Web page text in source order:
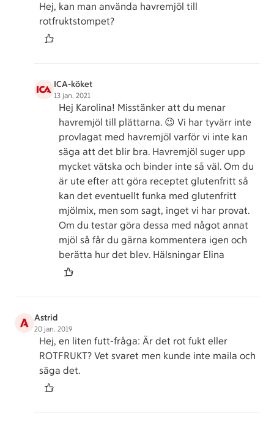
Hej, kan man använda havremjöl till
rotfruktstompet?
ICA-köket
13 jan. 2021
Hej Karolina! Misstänker att du menar
havremjöl till plättarna. 😉 Vi har tyvärr inte
provlagat med havremjöl varför vi inte kan
säga att det blir bra. Havremjöl suger upp
mycket vätska och binder inte så väl. Om du
är ute efter att göra receptet glutenfritt så
kan det eventuellt funka med glutenfritt
mjölmix, men som sagt, inget vi har provat.
Om du testar göra dessa med något annat
mjöl så får du gärna kommentera igen och
berätta hur det blev. Hälsningar Elina
A Astrid
20 jan. 2019
Hej, en liten futt-fråga: Är det rot fukt eller
ROTFRUKT? Vet svaret men kunde inte maila och
säga det.